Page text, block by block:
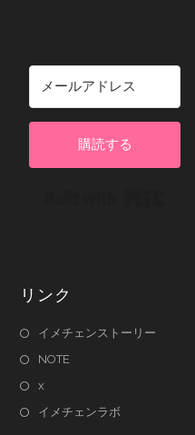
購読する
リンク
イメチェンストーリー
NOTE
x
イメチェンラボ